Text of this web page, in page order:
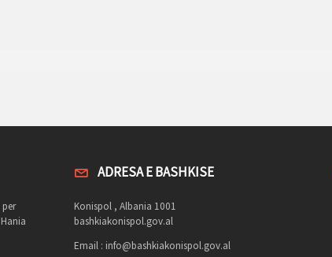
ADRESA E BASHKISE
Konispol , Albania 1001
bashkiakonispol.gov.al
Email : info@bashkiakonispol.gov.al